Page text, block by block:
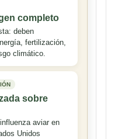
completo
deben
fertilización,
climático.
sobre
aviar en
Unidos